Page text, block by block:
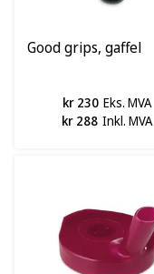
Good grips, gaffel
kr 230 Eks. MVA
kr 288 Inkl. MVA